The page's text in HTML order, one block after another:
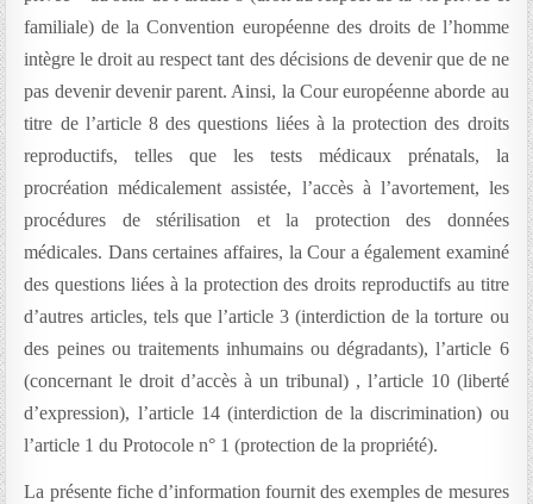
familiale) de la Convention européenne des droits de l’homme
intègre le droit au respect tant des décisions de devenir que de ne
pas devenir devenir parent. Ainsi, la Cour européenne aborde au
titre de l’article 8 des questions liées à la protection des droits
reproductifs, telles que les tests médicaux prénatals, la
procréation médicalement assistée, l’accès à l’avortement, les
procédures de stérilisation et la protection des données
médicales. Dans certaines affaires, la Cour a également examiné
des questions liées à la protection des droits reproductifs au titre
d’autres articles, tels que l’article 3 (interdiction de la torture ou
des peines ou traitements inhumains ou dégradants), l’article 6
(concernant le droit d’accès à un tribunal) , l’article 10 (liberté
d’expression), l’article 14 (interdiction de la discrimination) ou
l’article 1 du Protocole n° 1 (protection de la propriété).
La présente fiche d’information fournit des exemples de mesures